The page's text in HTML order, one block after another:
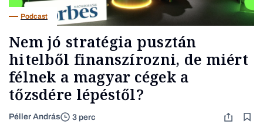
Podcast
Nem jó stratégia pusztán
hitelből finanszírozni, de miért
félnek a magyar cégek a
tőzsdére lépéstől?
Péller András 3 perc